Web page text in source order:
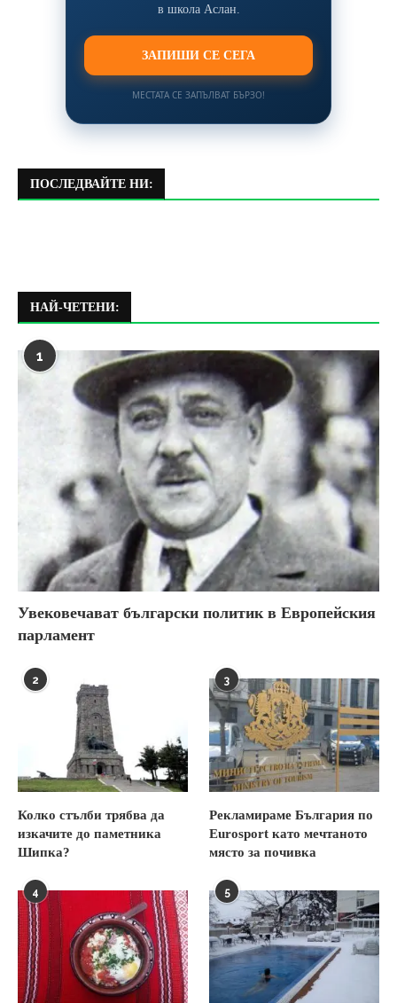
в школа Аслан.
ЗАПИШИ СЕ СЕГА
МЕСТАТА СЕ ЗАПЪЛВАТ БЪРЗО!
ПОСЛЕДВАЙТЕ НИ:
НАЙ-ЧЕТЕНИ:
1
Увековечават български политик в Европейския
парламент
2
Колко стълби трябва да
изкачите до паметника
Шипка?
3
Рекламираме България по
Eurosport като мечтаното
място за почивка
4 5